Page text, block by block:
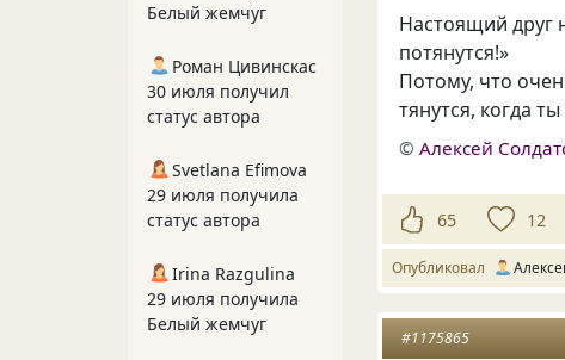
Настоящий друг
потянутся!»
Потому, что
тянутся, когда
©Алексей
65 12
Опубликовал
#1175865
Белый жемчуг
Роман Цивинскас
30 июля получил
статус автора
Svetlana Efimova
29 июля получила
статус автора
Irina Razgulina
29 июля получила
Белый жемчуг